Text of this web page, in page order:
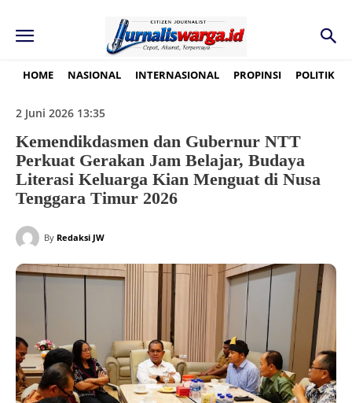
HOME NASIONAL INTERNASIONAL PROPINSI POLITIK
2 Juni 2026 13:35
Kemendikdasmen dan Gubernur NTT
Perkuat Gerakan Jam Belajar, Budaya
Literasi Keluarga Kian Menguat di Nusa
Tenggara Timur 2026
By Redaksi JW